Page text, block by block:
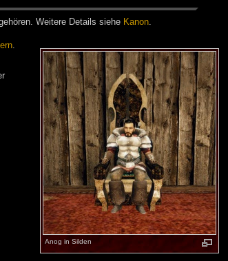
Wei­te­re De­tails sie­he Ka­non.
Anog in Silden
.